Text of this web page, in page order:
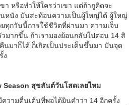
า หรือทำให้ใครว่าเขา แต่ถ้ากูคิดจะ
นหนัง มันสะท้อนความเป็นผู้ใหญ่ได้ ผู้ใหญ่
ทุกวันนี้การใช้ชีวิตที่ผ่านมา ความเจ็บ
มากขึ้น ถ้าเรามองย้อนกลับไปตอน 14 สิ
นมาก็ได้ ก็เกิดเป็นประเด็นขึ้นมา มันจุด
ง
Season สุขสันต์วันโสดเลยไหม
วามตื่นเต้นที่พอได้ยินคำว่า 14 อีกครั้ง